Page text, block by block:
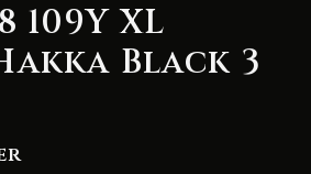
109Y XL
Black 3